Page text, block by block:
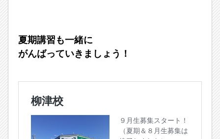
夏期講習も一緒に
がんばっていきましょう！